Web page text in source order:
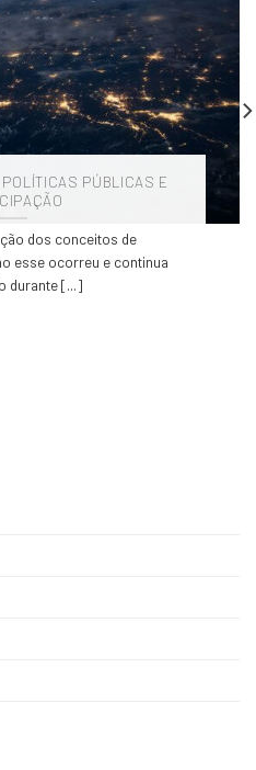
PÚBLICAS E
dos conceitos de
esse ocorreu e continua
durante [...]